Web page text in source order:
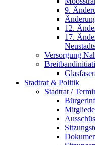
9.
12.
17.
Versorgung
Stadtrat & Politik
Stadtrat /